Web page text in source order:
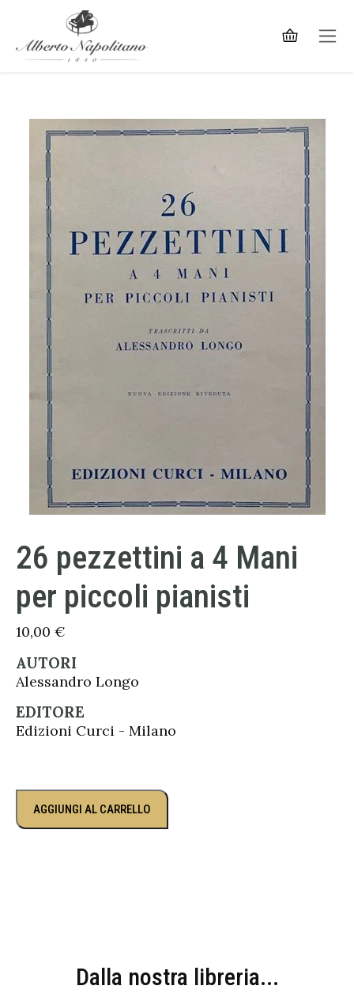
26 pezzettini a 4 Mani
per piccoli pianisti
10,00 €
AUTORI
Alessandro Longo
EDITORE
Edizioni Curci - Milano
AGGIUNGI AL CARRELLO
Dalla nostra libreria...